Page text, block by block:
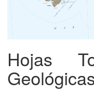
Hojas